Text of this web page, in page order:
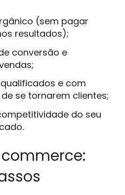
(sem pagar
resultados);
conversão e
e com
se tornarem clientes;
do seu